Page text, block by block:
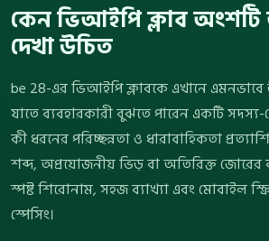
কেন ভিআইপি ক্লাব
দেখা উচিত
be 28-এর ভিআইপি ক্লাবকে এখানে এমনভাবে
যাতে ব্যবহারকারী বুঝতে পারেন একটি
কী ধরনের পরিচ্ছন্নতা ও ধারাবাহিকতা
শব্দ, অপ্রয়োজনীয় ভিড় বা অতিরিক্ত জোরের
স্পষ্ট শিরোনাম, সহজ ব্যাখ্যা এবং মোবাইল
স্পেসিং।